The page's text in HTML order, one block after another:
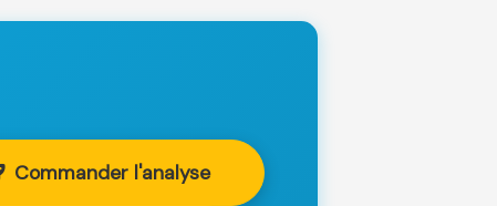
Commander l'analyse